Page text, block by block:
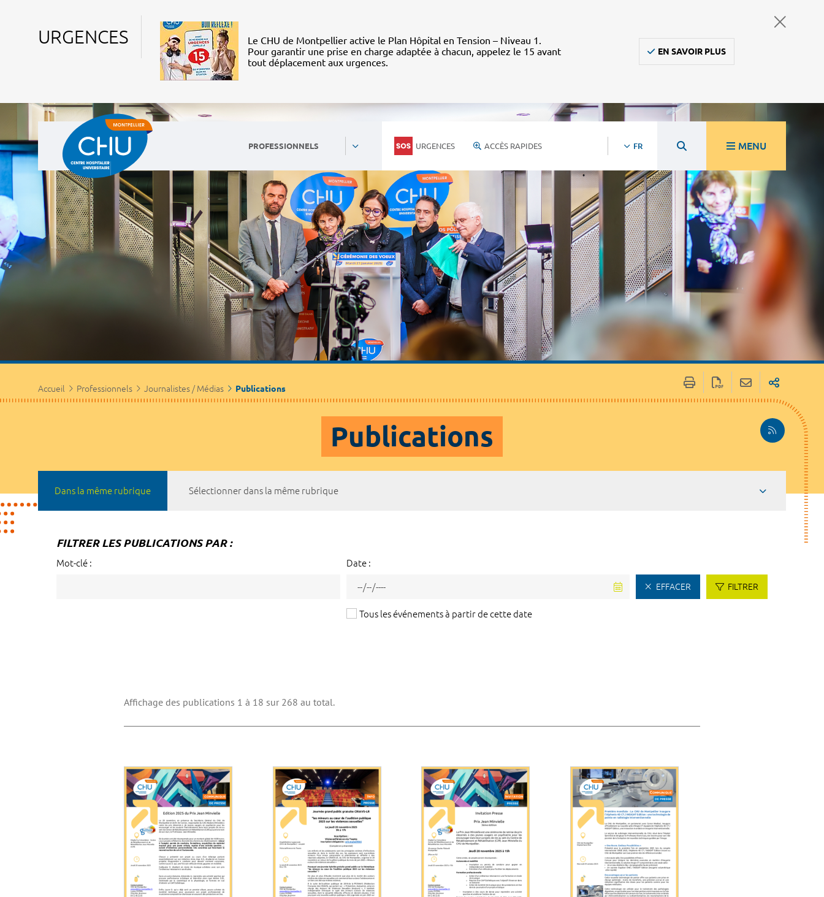
URGENCES
Le CHU de Montpellier active le Plan Hôpital en Tension – Niveau 1.
Pour garantir une prise en charge adaptée à chacun, appelez le 15 avant
tout déplacement aux urgences.
EN SAVOIR PLUS
PROFESSIONNELS URGENCES ACCÈS RAPIDES FR MENU
Personnels du CHU Nous rejoindre Ambulanciers, taxis, vsl
Médecine de ville Journalistes / Médias Marchés publics
Partenaires / Associations
Accueil Professionnels Journalistes / Médias Publications
Publications
Dans la même rubrique Sélectionner dans la même rubrique
FILTRER LES PUBLICATIONS PAR :
Mot-clé : Date :
Tous les événements à partir de cette date
EFFACER FILTRER
Affichage des publications 1 à 18 sur 268 au total.